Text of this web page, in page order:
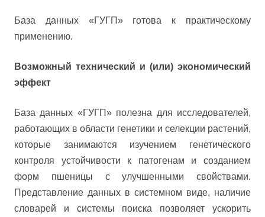
База данных «ГУГП» готова к практическому
применению.
Возможный технический и (или) экономический
эффект
База данных «ГУГП» полезна для исследователей,
работающих в области генетики и селекции растений,
которые занимаются изучением генетического
контроля устойчивости к патогенам и созданием
форм пшеницы с улучшенными свойствами.
Представление данных в системном виде, наличие
словарей и системы поиска позволяет ускорить